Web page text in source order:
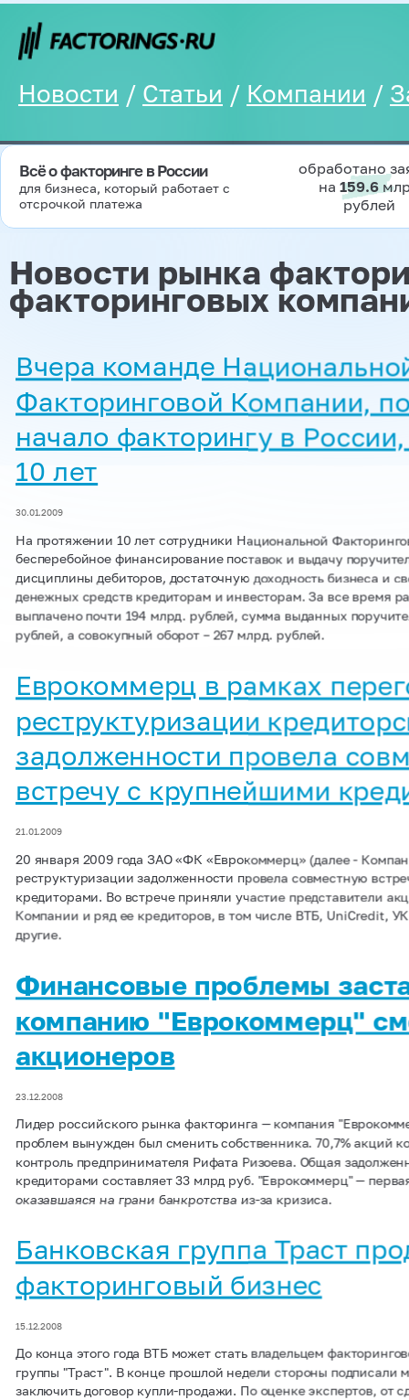
Новости / Статьи / Компании /
Всё о факторинге в России
для бизнеса, который работает с
отсрочкой платежа
обработано
на 159.6
рублей
Новости рынка
факторинговых
Вчера команде
Факторинговой Компании,
начало факторингу в
10 лет
30.01.2009
На протяжении 10 лет сотрудники Национальной
бесперебойное финансирование поставок и выдачу
дисциплины дебиторов, достаточную доходность бизнеса и
денежных средств кредиторам и инвесторам. За все время
выплачено почти 194 млрд. рублей, сумма выданных
рублей, а совокупный оборот – 267 млрд. рублей.
Еврокоммерц в рамках
реструктуризации
задолженности провела
встречу с крупнейшими
21.01.2009
20 января 2009 года ЗАО «ФК «Еврокоммерц» (далее -
реструктуризации задолженности провела совместную
кредиторами. Во встрече приняли участие представители
Компании и ряд ее кредиторов, в том числе ВТБ, UniCredit,
другие.
Финансовые проблемы
компанию "Еврокоммерц"
акционеров
23.12.2008
Лидер российского рынка факторинга — компания
проблем вынужден был сменить собственника. 70,7% акций
контроль предпринимателя Рифата Ризоева. Общая
кредиторами составляет 33 млрд руб. "Еврокоммерц" —
оказавшаяся на грани банкротства из-за кризиса.
Банковская группа Траст
факторинговый бизнес
15.12.2008
До конца этого года ВТБ может стать владельцем
группы "Траст". В конце прошлой недели стороны подписали
заключить договор купли-продажи. По оценке экспертов, от